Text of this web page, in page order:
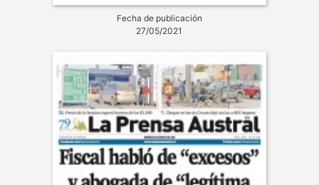
Fecha de publicación
27/05/2021